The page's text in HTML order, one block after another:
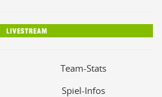
Team-Stats
Spiel-Infos